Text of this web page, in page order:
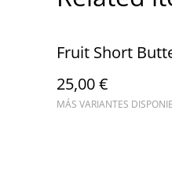
Fruit Short
25,00 €
MÁS VARIANTES